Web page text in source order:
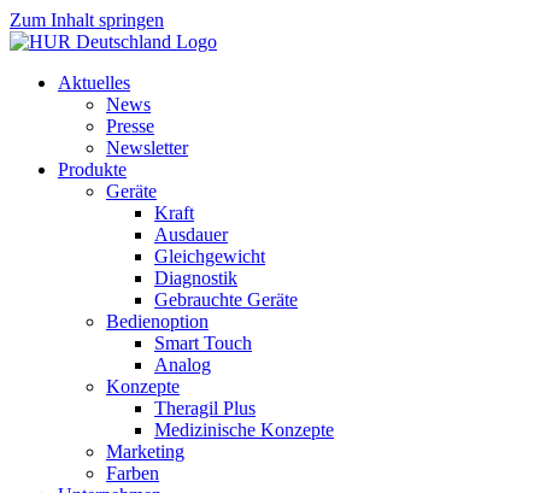
Zum Inhalt springen
Aktuelles
News
Presse
Newsletter
Produkte
Geräte
Kraft
Ausdauer
Gleichgewicht
Diagnostik
Gebrauchte Geräte
Bedienoption
Smart Touch
Analog
Konzepte
Theragil Plus
Medizinische Konzepte
Marketing
Farben